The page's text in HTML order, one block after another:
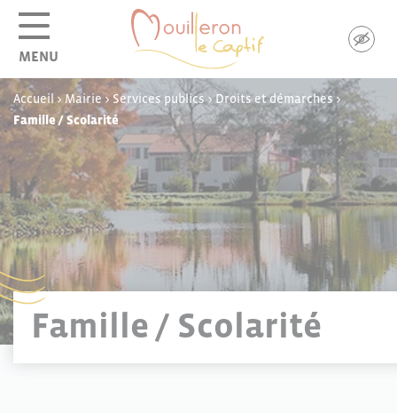
MENU
Accueil >Mairie> Services publics>Droits et démarches>
Famille / Scolarité
Famille / Scolarité
Panneau de gestion des cookies